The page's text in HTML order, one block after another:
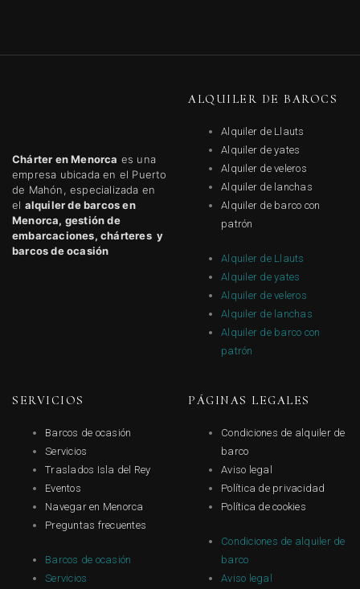
Chárter en Menorca es una
empresa ubicada en el Puerto
de Mahón, especializada en
el alquiler de barcos en
Menorca, gestión de
embarcaciones, chárteres y
barcos de ocasión
ALQUILER DE BAROCS
Alquiler de Llauts
Alquiler de yates
Alquiler de veleros
Alquiler de lanchas
Alquiler de barco con
patrón
Alquiler de Llauts
Alquiler de yates
Alquiler de veleros
Alquiler de lanchas
Alquiler de barco con
patrón
SERVICIOS
Barcos de ocasión
Servicios
Traslados Isla del Rey
Eventos
Navegar en Menorca
Preguntas frecuentes
Barcos de ocasión
Servicios
PÁGINAS LEGALES
Condiciones de alquiler de
barco
Aviso legal
Política de privacidad
Política de cookies
Condiciones de alquiler de
barco
Aviso legal